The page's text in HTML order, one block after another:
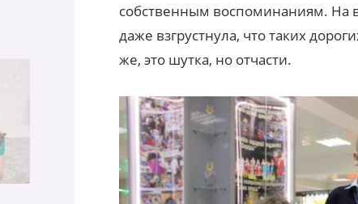
собственным воспоминаниям. На
даже взгрустнула, что таких
же, это шутка, но отчасти.